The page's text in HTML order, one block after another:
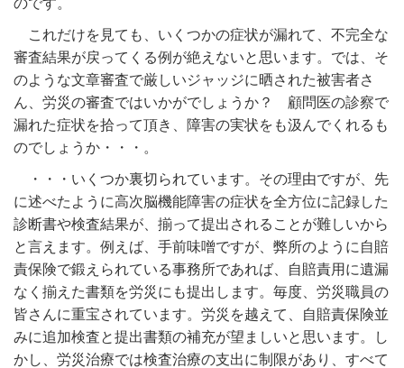
これだけを見ても、いくつかの症状が漏れて、不完全な
審査結果が戻ってくる例が絶えないと思います。では、そ
のような文章審査で厳しいジャッジに晒された被害者さ
ん、労災の審査ではいかがでしょうか？ 顧問医の診察で
漏れた症状を拾って頂き、障害の実状をも汲んでくれるも
のでしょうか・・・。
・・・いくつか裏切られています。その理由ですが、先
に述べたように高次脳機能障害の症状を全方位に記録した
診断書や検査結果が、揃って提出されることが難しいから
と言えます。例えば、手前味噌ですが、弊所のように自賠
責保険で鍛えられている事務所であれば、自賠責用に遺漏
なく揃えた書類を労災にも提出します。毎度、労災職員の
皆さんに重宝されています。労災を越えて、自賠責保険並
みに追加検査と提出書類の補充が望ましいと思います。し
かし、労災治療では検査治療の支出に制限があり、すべて